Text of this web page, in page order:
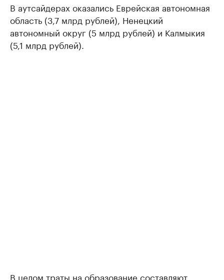
В аутсайдерах оказались Еврейская автономная
область (3,7 млрд рублей), Ненецкий
автономный округ (5 млрд рублей) и Калмыкия
(5,1 млрд рублей).
В целом траты на образование составляют